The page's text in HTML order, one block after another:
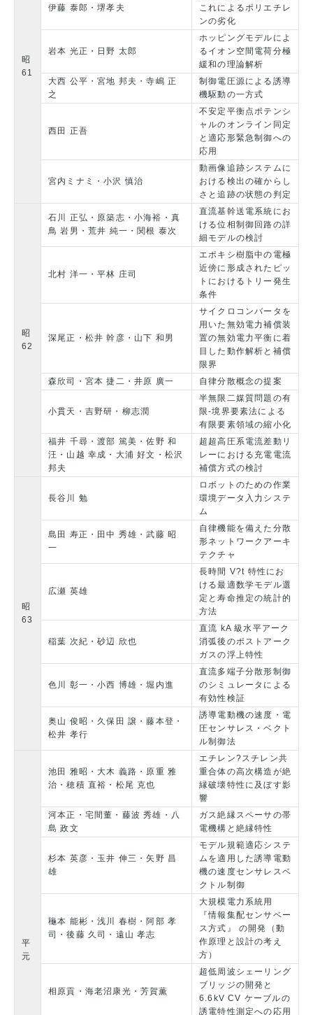
昭
61
伊藤 泰郎・堺孝夫
これによるポリエチレ
ンの劣化
岩本 光正・日野 太郎
ホッピングモデルによ
るイオン空間電荷分極
緩和の理論解析
大西 公平・宮地 邦夫・寺嶋 正
之
制御電圧源による誘導
機駆動の一方式
西田 正吾
不安定平衡点ポテンシ
ャルのオンライン同定
と適応形緊急制御への
応用
宮内ミナミ・小沢 慎治
動画像追跡システムに
おける検出の確からし
さと追跡の状態の判定
昭
62
石川 正弘・原築志・小海裕・真
鳥 岩男・荒井 純一・関根 泰次
直流基幹送電系統にお
ける位相制御回路の詳
細モデルの検討
北村 洋一・平林 庄司
エポキシ樹脂中の電極
近傍に形成されたピッ
トにおけるトリー発生
条件
深尾正・松井 幹彦・山下 和男
サイクロコンバータを
用いた無効電力補償装
置の無効電力平衡に着
目した動作解析と補償
限界
森欣司・宮本 捷二・井原 廣一
自律分散概念の提案
小貫天・吉野研・柳志潤
半無限二媒質問題の有
限-境界要素法による
有限要素領域の縮小化
福井 千尋・渡部 篤美・佐野 和
汪・山越 幸成・大浦 好文・松沢
邦夫
超超高圧系電流差動リ
レーにおける充電電流
補償方式の検討
昭
63
長谷川 勉
ロボットのための作業
環境データ入力システ
ム
島田 寿正・田中 秀雄・武藤 昭
一
自律機能を備えた分散
形ネットワークアーキ
テクチャ
広瀬 英雄
長時間 V?t 特性にお
ける最適数学モデル選
定と寿命推定の統計的
方法
稲葉 次紀・砂辺 欣也
直流 kA 級水平アーク
消弧後のポストアーク
ガスの浮上特性
色川 彰一・小西 博雄・堀内進
直流多端子分散形制御
のシミュレータによる
有効性検証
奥山 俊昭・久保田 譲・藤本登・
松井 孝行
誘導電動機の速度・電
圧センサレス・ベクト
ル制御法
平
元
池田 雅昭・大木 義路・原重 雅
治・穂積 直裕・松尾 克也
エチレン?スチレン共
重合体の高次構造が絶
縁破壊特性に及ぼす影
響
河本正・宅間董・藤波 秀雄・八
島 政文
ガス絶縁スペーサの帯
電機構と絶縁特性
杉本 英彦・玉井 伸三・矢野 昌
雄
モデル規範適応システ
ムを適用した誘導電動
機の速度センサレスベ
クトル制御
龝本 能彬・浅川 春樹・阿部 孝
司・後藤 久司・遠山 孝志
大規模電力系統用
『情報集配センサベー
ス方式』 の開発（動
作原理と設計の考え
方）
相原貢・海老沼康光・芳賀薫
超低周波シェーリング
ブリッジの開発と
6.6kV CV ケーブルの
誘電特性測定への応用